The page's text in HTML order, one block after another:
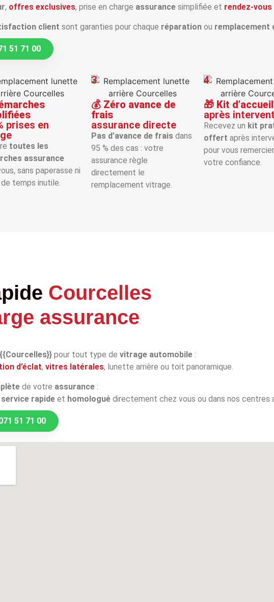
, offres exclusives, prise en charge assurance simplifiée et
client sont garanties pour chaque réparation ou remplacement
51 71 00
prises en
toutes les
assurance
sans paperasse ni
temps inutile.
3
💰 Zéro avance de
frais
assurance directe
Pas d’avance de frais dans
95 % des cas : votre
assurance règle
directement le
remplacement vitrage.
4
🎁 Kit
après
Recevez un kit
offert après
pour vous
votre confiance.
Courcelles
assurance
pour tout type de vitrage automobile :
d’éclat, vitres latérales, lunette arrière ou toit panoramique.
de votre assurance :
service rapide et homologué directement chez vous ou dans nos centres
51 71 00